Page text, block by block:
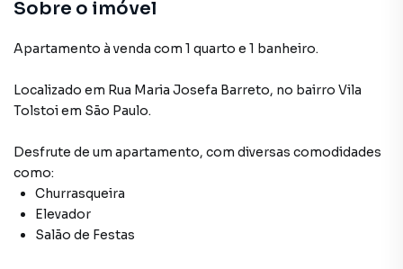
Sobre o imóvel
Apartamento à venda com 1 quarto e 1 banheiro.
Localizado em Rua Maria Josefa Barreto, no bairro Vila
Tolstoiem São Paulo.
Desfrute de um apartamento, com diversas comodidades
como:
Churrasqueira
Elevador
Salão de Festas